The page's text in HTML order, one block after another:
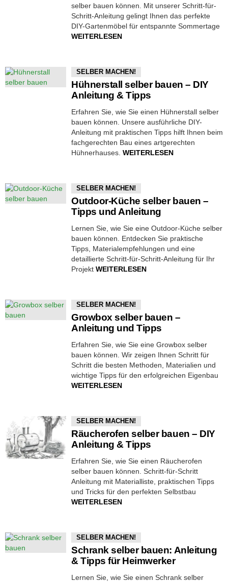
selber bauen können. Mit unserer Schritt-für-
Schritt-Anleitung gelingt Ihnen das perfekte
DIY-Gartenmöbel für entspannte Sommertage
WEITERLESEN
SELBER MACHEN!
Hühnerstall selber bauen – DIY
Anleitung & Tipps
Erfahren Sie, wie Sie einen Hühnerstall selber
bauen können. Unsere ausführliche DIY-
Anleitung mit praktischen Tipps hilft Ihnen beim
fachgerechten Bau eines artgerechten
Hühnerhauses. WEITERLESEN
SELBER MACHEN!
Outdoor-Küche selber bauen –
Tipps und Anleitung
Lernen Sie, wie Sie eine Outdoor-Küche selber
bauen können. Entdecken Sie praktische
Tipps, Materialempfehlungen und eine
detaillierte Schritt-für-Schritt-Anleitung für Ihr
Projekt WEITERLESEN
SELBER MACHEN!
Growbox selber bauen –
Anleitung und Tipps
Erfahren Sie, wie Sie eine Growbox selber
bauen können. Wir zeigen Ihnen Schritt für
Schritt die besten Methoden, Materialien und
wichtige Tipps für den erfolgreichen Eigenbau
WEITERLESEN
SELBER MACHEN!
Räucherofen selber bauen – DIY
Anleitung & Tipps
Erfahren Sie, wie Sie einen Räucherofen
selber bauen können. Schritt-für-Schritt
Anleitung mit Materialliste, praktischen Tipps
und Tricks für den perfekten Selbstbau
WEITERLESEN
SELBER MACHEN!
Schrank selber bauen: Anleitung
& Tipps für Heimwerker
Lernen Sie, wie Sie einen Schrank selber